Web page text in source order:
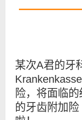
某次A君的牙
险，将面临
的牙齿附加